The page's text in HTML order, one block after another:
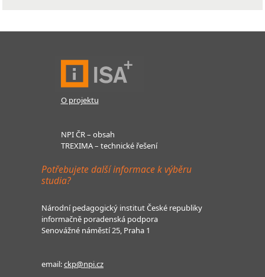
O projektu
NPI ČR – obsah
TREXIMA – technické řešení
Potřebujete další informace k výběru
studia?
Národní pedagogický institut České republiky
informačně poradenská podpora
Senovážné náměstí 25, Praha 1
email:ckp@npi.cz